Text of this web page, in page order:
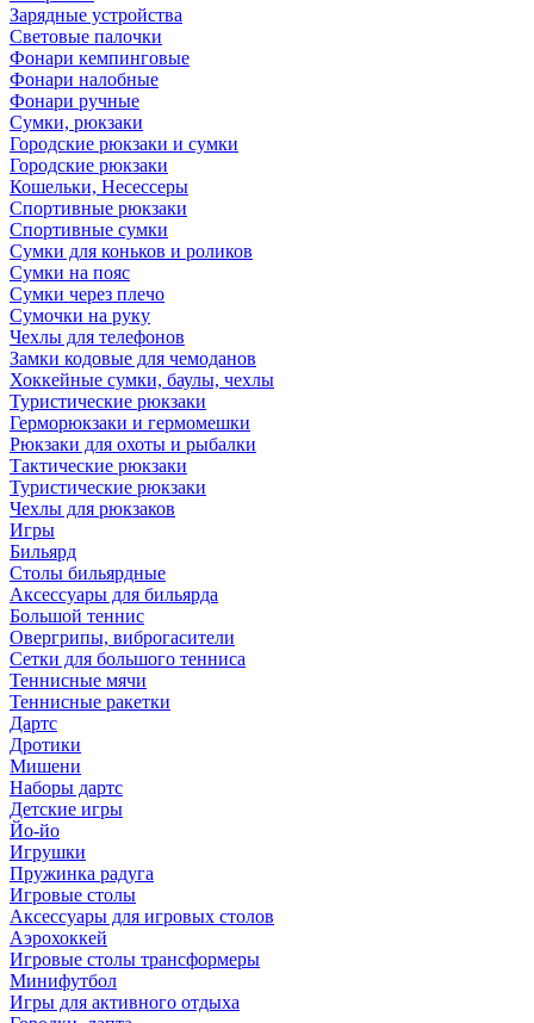
Зарядные устройства
Световые палочки
Фонари кемпинговые
Фонари налобные
Фонари ручные
Сумки, рюкзаки
Городские рюкзаки и сумки
Городские рюкзаки
Кошельки, Несессеры
Спортивные рюкзаки
Спортивные сумки
Сумки для коньков и роликов
Сумки на пояс
Сумки через плечо
Сумочки на руку
Чехлы для телефонов
Замки кодовые для чемоданов
Хоккейные сумки, баулы, чехлы
Туристические рюкзаки
Герморюкзаки и гермомешки
Рюкзаки для охоты и рыбалки
Тактические рюкзаки
Туристические рюкзаки
Чехлы для рюкзаков
Игры
Бильярд
Столы бильярдные
Аксессуары для бильярда
Большой теннис
Овергрипы, виброгасители
Сетки для большого тенниса
Теннисные мячи
Теннисные ракетки
Дартс
Дротики
Мишени
Наборы дартс
Детские игры
Йо-йо
Игрушки
Пружинка радуга
Игровые столы
Аксессуары для игровых столов
Аэрохоккей
Игровые столы трансформеры
Минифутбол
Игры для активного отдыха